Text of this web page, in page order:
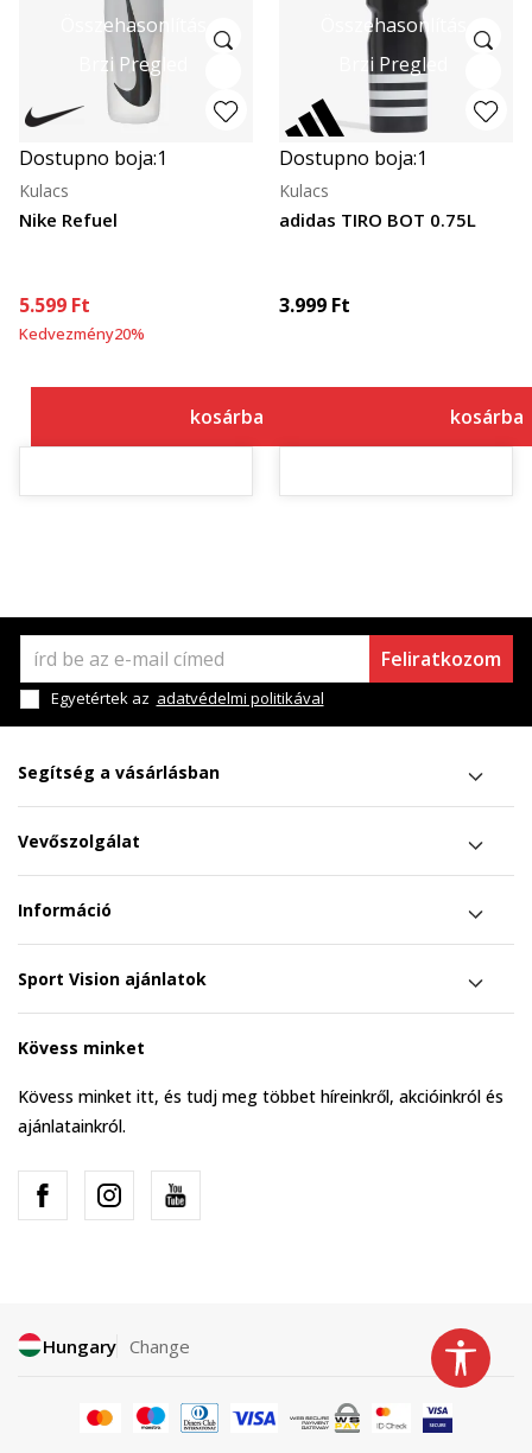
Összehasonlítás
Brzi Pregled
Dostupno boja:1
Nike Refuel
Kulacs
5.599 Ft
Kedvezmény20%
kosárba
Összehasonlítás
Brzi Pregled
Dostupno boja:1
adidas TIRO BOT 0.75L
Kulacs
3.999 Ft
kosárba
Feliratkozom
Egyetértek az adatvédelmi politikával
Segítség a vásárlásban
Vevőszolgálat
Információ
Sport Vision ajánlatok
Kövess minket
Kövess minket itt, és tudj meg többet híreinkről, akcióinkról és
ajánlatainkról.
Hungary Change